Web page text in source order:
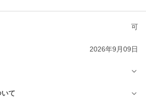
可
2026年9月09日
て